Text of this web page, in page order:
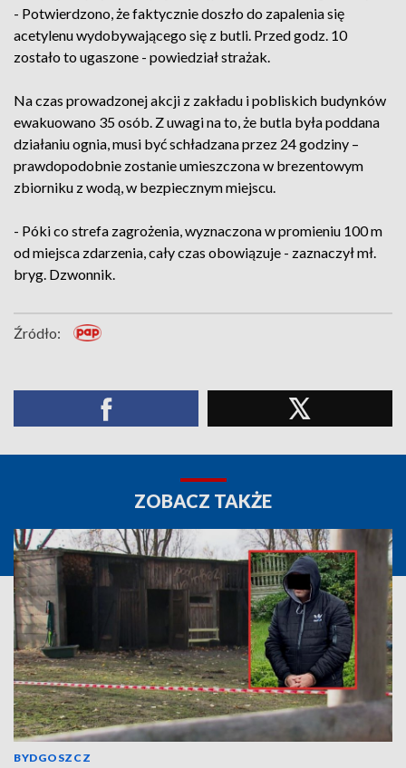
- Potwierdzono, że faktycznie doszło do zapalenia się
acetylenu wydobywającego się z butli. Przed godz. 10
zostało to ugaszone - powiedział strażak.
Na czas prowadzonej akcji z zakładu i pobliskich budynków
ewakuowano 35 osób. Z uwagi na to, że butla była poddana
działaniu ognia, musi być schładzana przez 24 godziny –
prawdopodobnie zostanie umieszczona w brezentowym
zbiorniku z wodą, w bezpiecznym miejscu.
- Póki co strefa zagrożenia, wyznaczona w promieniu 100 m
od miejsca zdarzenia, cały czas obowiązuje - zaznaczył mł.
bryg. Dzwonnik.
Źródło:
ZOBACZ TAKŻE
BYDGOSZCZ